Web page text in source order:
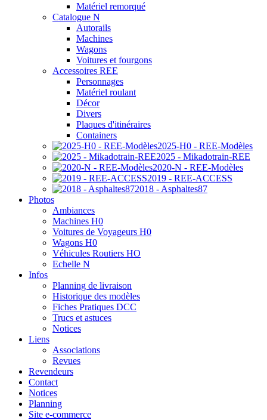
Matériel remorqué
Catalogue N
Autorails
Machines
Wagons
Voitures et fourgons
Accessoires REE
Personnages
Matériel roulant
Décor
Divers
Plaques d'itinéraires
Containers
2025-H0 - REE-Modèles
2025 - Mikadotrain-REE
2020-N - REE-Modèles
2019 - REE-ACCESS
2018 - Asphaltes87
Photos
Ambiances
Machines H0
Voitures de Voyageurs H0
Wagons H0
Véhicules Routiers HO
Echelle N
Infos
Planning de livraison
Historique des modèles
Fiches Pratiques DCC
Trucs et astuces
Notices
Liens
Associations
Revues
Revendeurs
Contact
Notices
Planning
Site e-commerce